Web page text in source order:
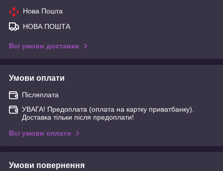
Нова Пошта
НОВА ПОШТА
Всі умови доставки
Умови оплати
Післяплата
УВАГА! Предоплата (оплата на картку приватбанку).
Доставка тільки після предоплати!
Всі умови оплати
Умови повернення